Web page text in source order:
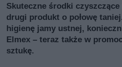
Skuteczne środki
drugi produkt o połowę
higienę jamy ustnej,
Elmex – teraz także w
sztukę.